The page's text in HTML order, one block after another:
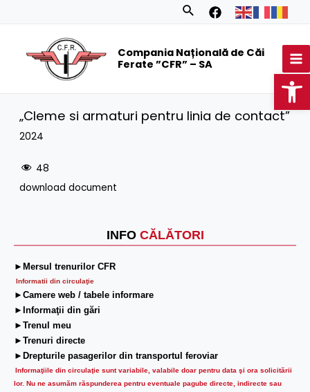
Search
Compania Națională de Căi
Ferate ”CFR” – SA
INFO CĂLĂTORI
►Mersul trenurilor CFR
Informatii din circulaţie
►Camere web / tabele informare
►Informaţii din gări
►Trenul meu
►Trenuri directe
►Drepturile pasagerilor din transportul feroviar
Informaţiile din circulaţie sunt variabile, valabile doar pentru data şi ora solicitării
lor. Nu ne asumăm răspunderea pentru eventuale pagube directe, indirecte sau
„Cleme si armaturi pentru linia de contact”
2024
48
download document